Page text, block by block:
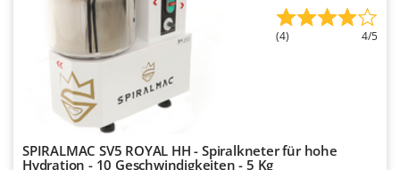
Minox
Mockmill
More than chef
MOSA
MOVA
(4) 4/5
SPIRALMAC SV5 ROYAL HH - Spiralkneter für hohe
Hydration - 10 Geschwindigkeiten - 5 Kg